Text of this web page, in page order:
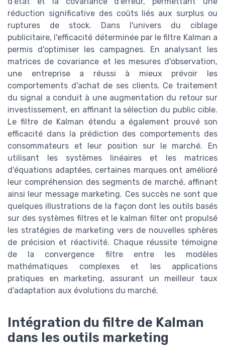
réduction significative des coûts liés aux surplus ou
ruptures de stock. Dans l'univers du ciblage
publicitaire, l'efficacité déterminée par le filtre Kalman a
permis d'optimiser les campagnes. En analysant les
matrices de covariance et les mesures d'observation,
une entreprise a réussi à mieux prévoir les
comportements d'achat de ses clients. Ce traitement
du signal a conduit à une augmentation du retour sur
investissement, en affinant la sélection du public cible.
Le filtre de Kalman étendu a également prouvé son
efficacité dans la prédiction des comportements des
consommateurs et leur position sur le marché. En
utilisant les systèmes linéaires et les matrices
d'équations adaptées, certaines marques ont amélioré
leur compréhension des segments de marché, affinant
ainsi leur message marketing. Ces succès ne sont que
quelques illustrations de la façon dont les outils basés
sur des systèmes filtres et le kalman filter ont propulsé
les stratégies de marketing vers de nouvelles sphères
de précision et réactivité. Chaque réussite témoigne
de la convergence filtre entre les modèles
mathématiques complexes et les applications
pratiques en marketing, assurant un meilleur taux
d'adaptation aux évolutions du marché.
Intégration du filtre de Kalman
dans les outils marketing